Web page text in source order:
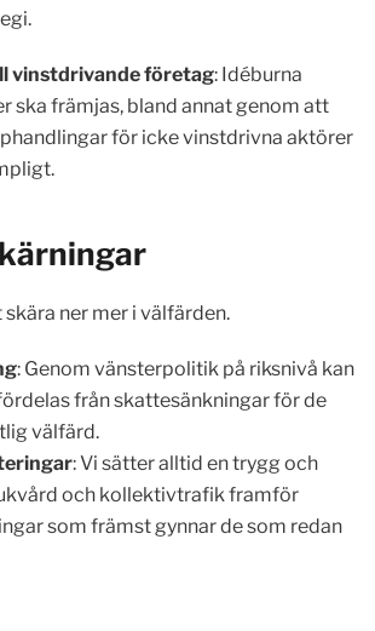
vinstdrivande företag: Idéburna
ska främjas, bland annat genom att
för icke vinstdrivna aktörer
ner mer i välfärden.
: Genom vänsterpolitik på riksnivå kan
från skattesänkningar för de
välfärd.
: Vi sätter alltid en trygg och
och kollektivtrafik framför
som främst gynnar de som redan